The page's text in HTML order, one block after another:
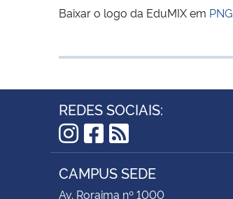
Baixar o logo da EduMIX em PNG
REDES SOCIAIS:
Instagram
Facebook
RSS
CAMPUS SEDE
Av. Roraima nº 1000